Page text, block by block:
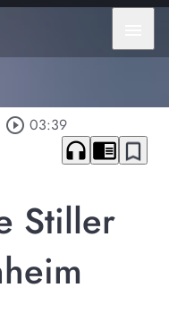
play_circle_outline 03:39
headphones chrome_reader_mode bookmark_border
Stiller